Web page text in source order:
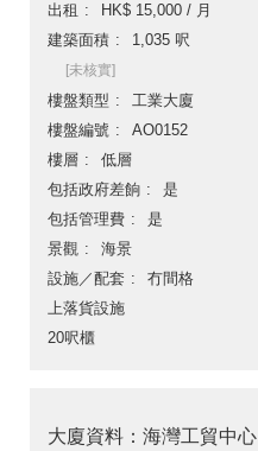
出租
HK$ 15,000 / 月
建築面積
1,035 呎
[未核實]
樓盤類型
工業大廈
樓盤編號
AO0152
樓層
低層
包括政府差餉
是
包括管理費
是
景觀
海景
設施／配套
冇間格
上落貨設施
20呎櫃
大廈資料：海灣工貿中心